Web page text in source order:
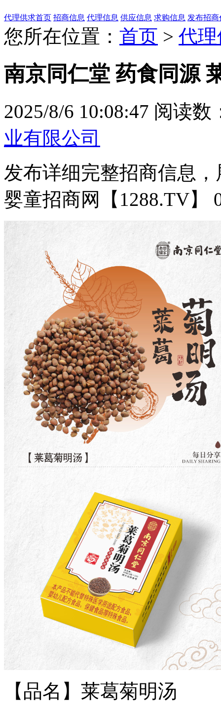
代理供求首页 招商信息 代理信息 供应信息 求购信息 发布招
您所在位置： 首页 > 代
南京同仁堂 药食同源
2025/8/6 10:08:47 阅读数
业有限公司
发布详细完整招商信息
婴童招商网【1288.TV】
【品名】莱葛菊明汤